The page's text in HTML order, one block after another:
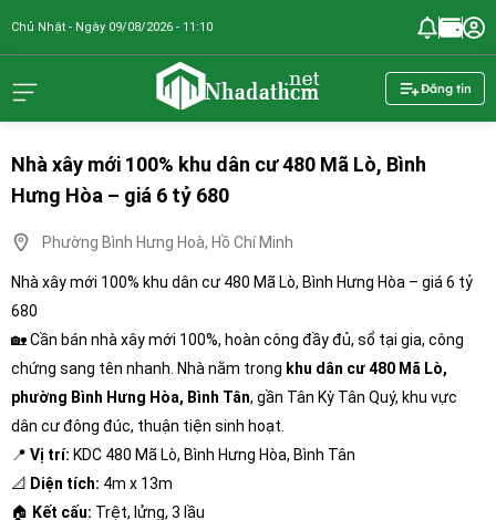
Chủ Nhật - Ngày 09/08/2026 - 11:10
Đăng tin
Nhà xây mới 100% khu dân cư 480 Mã Lò, Bình
Hưng Hòa – giá 6 tỷ 680
Phường Bình Hưng Hoà, Hồ Chí Minh
Nhà xây mới 100% khu dân cư 480 Mã Lò, Bình Hưng Hòa – giá 6 tỷ
680
🏡 Cần bán nhà xây mới 100%, hoàn công đầy đủ, sổ tại gia, công
chứng sang tên nhanh. Nhà nằm trong khu dân cư 480 Mã Lò,
phường Bình Hưng Hòa, Bình Tân, gần Tân Kỳ Tân Quý, khu vực
dân cư đông đúc, thuận tiện sinh hoạt.
📍 Vị trí: KDC 480 Mã Lò, Bình Hưng Hòa, Bình Tân
📐 Diện tích: 4m x 13m
🏠 Kết cấu: Trệt, lửng, 3 lầu